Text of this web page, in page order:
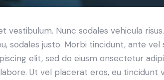
vestibulum. Nunc sodales vehicula
sodales justo. Morbi tincidunt, ante
elit, sed do eiusm onsectetur
Ut vel placerat eros, eu tincidunt